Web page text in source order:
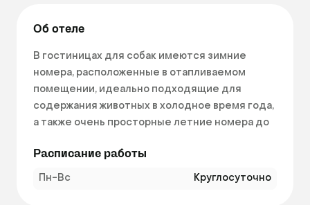
Об отеле
В гостиницах для собак имеются зимние
номера, расположенные в отапливаемом
помещении, идеально подходящие для
содержания животных в холодное время года,
а также очень просторные летние номера до
большой утепленной будкой.
Обе гостиница для животных расположения в
Расписание работы
Пн-Вс Круглосуточно